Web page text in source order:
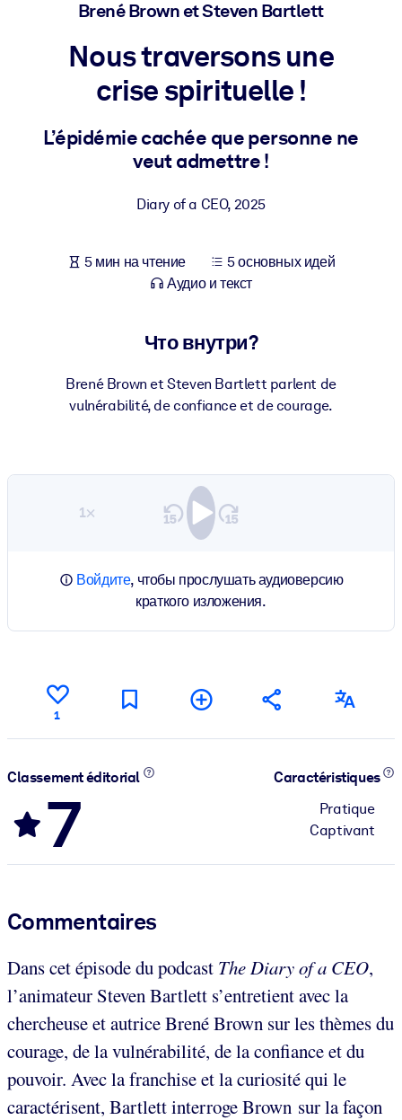
ПО СИСТЕМАМ
Для LMS/LXP
Интегрируйте краткие проверенные знания в вашу LMS/LXP для
лучших результатов обучения.
Для корпоративных библиотек
использованию бизнес-знаниями.
Используйте надежные структурированные знания для
Brené Brown et Steven Bartlett
Nous traversons une
crise spirituelle !
L’épidémie cachée que personne ne
veut admettre !
Diary of a CEO, 2025
5 мин на чтение
5 основных идей
Аудио и текст
Что внутри?
Brené Brown et Steven Bartlett parlent de
vulnérabilité, de confiance et de courage.
1×
Войдите, чтобы прослушать аудиоверсию
краткого изложения.
1
Classement éditorial
7
Caractéristiques
Pratique
Captivant
Commentaires
Dans cet épisode du podcast The Diary of a CEO,
l’animateur Steven Bartlett s’entretient avec la
chercheuse et autrice Brené Brown sur les thèmes du
courage, de la vulnérabilité, de la confiance et du
pouvoir. Avec la franchise et la curiosité qui le
caractérisent, Bartlett interroge Brown sur la façon